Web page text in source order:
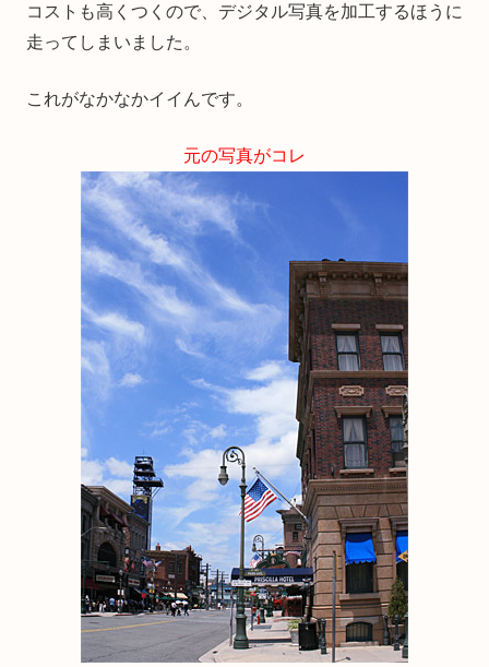
コストも高くつくので、デジタル写真を加工するほうに
走ってしまいました。
これがなかなかイイんです。
元の写真がコレ